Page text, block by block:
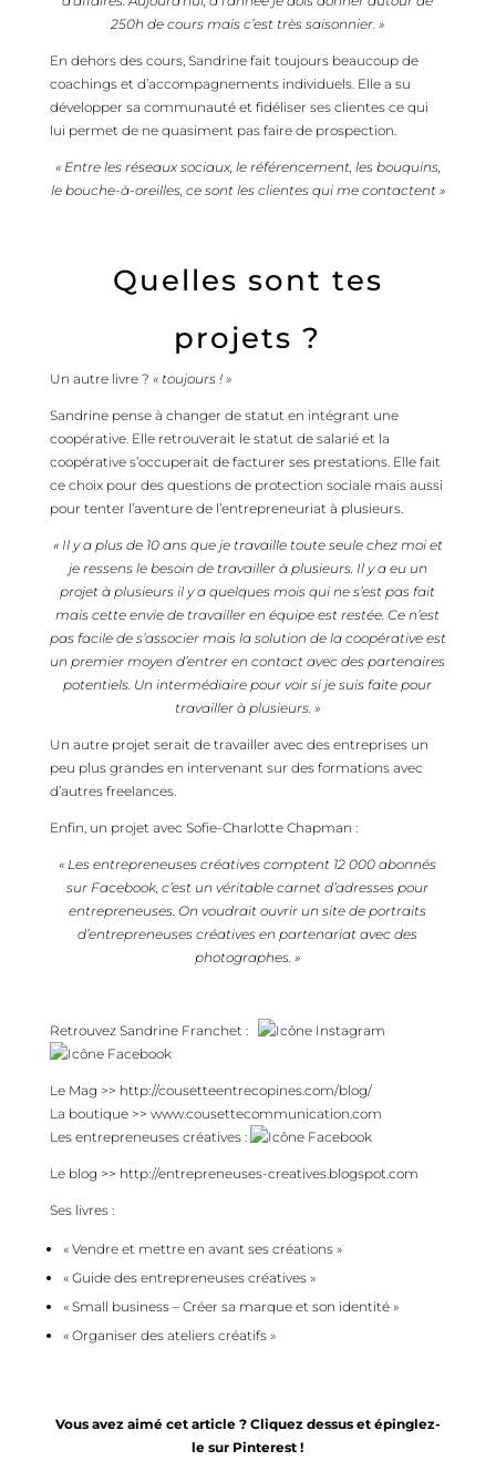
250h de cours mais c’est très saisonnier. »
En dehors des cours, Sandrine fait toujours beaucoup de
coachings et d’accompagnements individuels. Elle a su
développer sa communauté et fidéliser ses clientes ce qui
lui permet de ne quasiment pas faire de prospection.
« Entre les réseaux sociaux, le référencement, les bouquins,
le bouche-à-oreilles, ce sont les clientes qui me contactent »
Quelles sont tes
projets ?
Un autre livre ? « toujours ! »
Sandrine pense à changer de statut en intégrant une
coopérative. Elle retrouverait le statut de salarié et la
coopérative s’occuperait de facturer ses prestations. Elle fait
ce choix pour des questions de protection sociale mais aussi
pour tenter l’aventure de l’entrepreneuriat à plusieurs.
« Il y a plus de 10 ans que je travaille toute seule chez moi et
je ressens le besoin de travailler à plusieurs. Il y a eu un
projet à plusieurs il y a quelques mois qui ne s’est pas fait
mais cette envie de travailler en équipe est restée. Ce n’est
pas facile de s’associer mais la solution de la coopérative est
un premier moyen d’entrer en contact avec des partenaires
potentiels. Un intermédiaire pour voir si je suis faite pour
travailler à plusieurs. »
Un autre projet serait de travailler avec des entreprises un
peu plus grandes en intervenant sur des formations avec
d’autres freelances.
Enfin, un projet avec Sofie-Charlotte Chapman :
« Les entrepreneuses créatives comptent 12 000 abonnés
sur Facebook, c’est un véritable carnet d’adresses pour
entrepreneuses. On voudrait ouvrir un site de portraits
d’entrepreneuses créatives en partenariat avec des
photographes. »
Retrouvez Sandrine Franchet :
Le Mag >> http://cousetteentrecopines.com/blog/
La boutique >> www.cousettecommunication.com
Les entrepreneuses créatives :
Le blog >> http://entrepreneuses-creatives.blogspot.com
Ses livres :
« Vendre et mettre en avant ses créations »
« Guide des entrepreneuses créatives »
« Small business – Créer sa marque et son identité »
« Organiser des ateliers créatifs »
Vous avez aimé cet article ? Cliquez dessus et épinglez-
le sur Pinterest !